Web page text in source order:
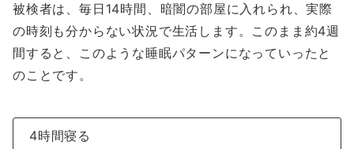
被検者は、毎日14時間、暗闇の部屋に入れられ、実際
の時刻も分からない状況で生活します。このまま約4週
間すると、このような睡眠パターンになっていったと
のことです。
4時間寝る